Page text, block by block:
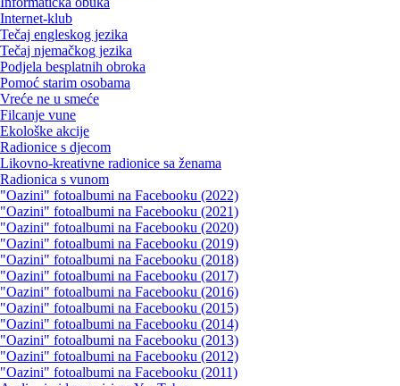
Internet-klub
Tečaj engleskog jezika
Tečaj njemačkog jezika
Podjela besplatnih obroka
Pomoć starim osobama
Vreće ne u smeće
Filcanje vune
Ekološke akcije
Radionice s djecom
Likovno-kreativne radionice sa ženama
Radionica s vunom
"Oazini" fotoalbumi na Facebooku (2022)
"Oazini" fotoalbumi na Facebooku (2021)
"Oazini" fotoalbumi na Facebooku (2020)
"Oazini" fotoalbumi na Facebooku (2019)
"Oazini" fotoalbumi na Facebooku (2018)
"Oazini" fotoalbumi na Facebooku (2017)
"Oazini" fotoalbumi na Facebooku (2016)
"Oazini" fotoalbumi na Facebooku (2015)
"Oazini" fotoalbumi na Facebooku (2014)
"Oazini" fotoalbumi na Facebooku (2013)
"Oazini" fotoalbumi na Facebooku (2012)
"Oazini" fotoalbumi na Facebooku (2011)